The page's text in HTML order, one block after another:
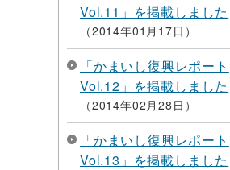
Vol.11」を掲載しました
2014年01月17日
「かまいし復興レポート
Vol.12」を掲載しました
2014年02月28日
「かまいし復興レポート
Vol.13」を掲載しました